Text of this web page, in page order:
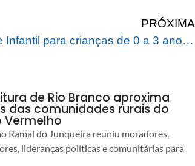
PRÓXIMA
Creche Infantil para crianças de 0 a 3 anos na Vila Acre já tem 77% da obra concluída
de Rio Branco aproxima
das comunidades rurais do
Vermelho
Ramal do Junqueira reuniu moradores,
lideranças políticas e comunitárias para